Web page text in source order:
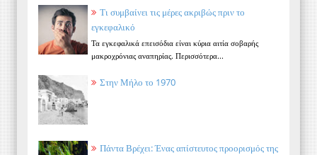
Τι συμβαίνει τις μέρες ακριβώς πριν το
εγκεφαλικό
Τα εγκεφαλικά επεισόδια είναι κύρια αιτία σοβαρής
μακροχρόνιας αναπηρίας. Περισσότερα...
Στην Μήλο το 1970
Πάντα Βρέχει: Ένας απίστευτος προορισμός της